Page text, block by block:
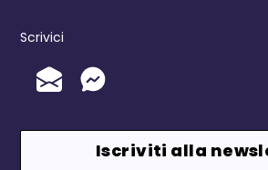
Scrivici
Invia un'Email
Messenger
Iscriviti alla